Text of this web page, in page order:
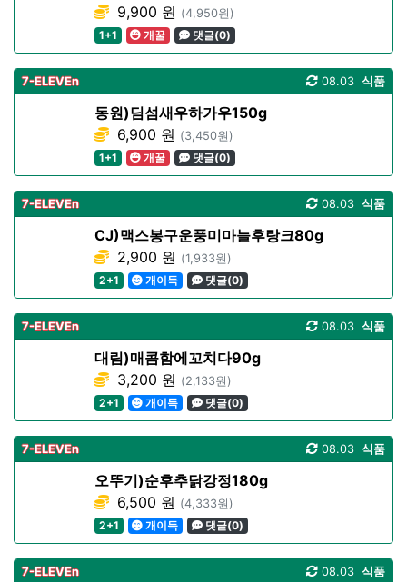
9,900 원 (4,950원)
1+1
개꿀 댓글(0)
7-ELEVEn 식품
08.03
동원)딤섬새우하가우150g
6,900 원 (3,450원)
1+1
개꿀 댓글(0)
7-ELEVEn 식품
08.03
CJ)맥스봉구운풍미마늘후랑크80g
2,900 원 (1,933원)
2+1
개이득 댓글(0)
7-ELEVEn 식품
08.03
대림)매콤함에꼬치다90g
3,200 원 (2,133원)
2+1
개이득 댓글(0)
7-ELEVEn 식품
08.03
오뚜기)순후추닭강정180g
6,500 원 (4,333원)
2+1
개이득 댓글(0)
7-ELEVEn 식품
08.03